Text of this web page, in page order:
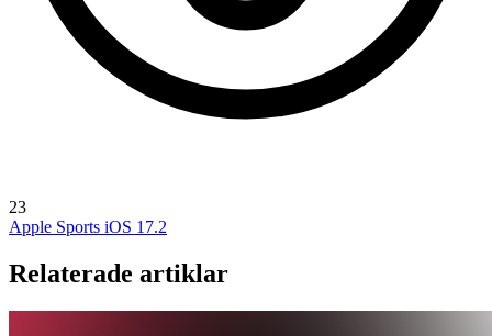
23
Apple Sports iOS 17.2
Relaterade artiklar